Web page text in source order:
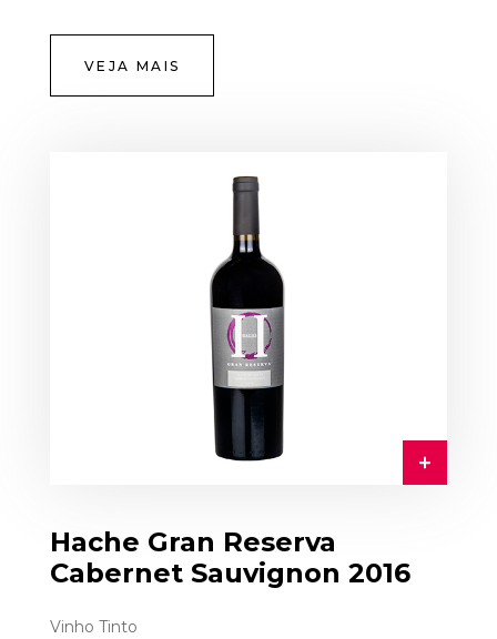
VEJA MAIS
Hache Gran Reserva
Cabernet Sauvignon 2016
Vinho Tinto